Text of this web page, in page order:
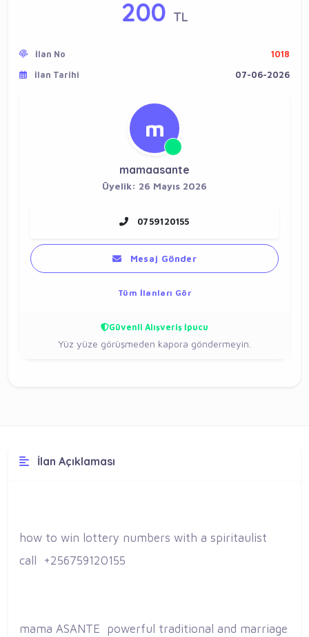
200 TL
İlan No
1018
İlan Tarihi
07-06-2026
m
mamaasante
Üyelik: 26 Mayıs 2026
0759120155
Mesaj Gönder
Tüm İlanları Gör
Güvenli Alışveriş İpucu
Yüz yüze görüşmeden kapora göndermeyin.
İlan Açıklaması
how to win lottery numbers with a spiritaulist
call +256759120155
mama ASANTE powerful traditional and marriage